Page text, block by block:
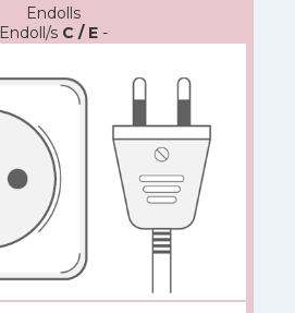
Endolls
Endoll/s C / E -